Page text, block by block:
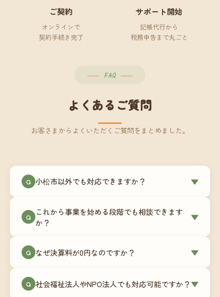
ご契約
オンラインで
契約手続き完了
サポート開始
記帳代行から
税務申告まで丸ごと
FAQ
よくあるご質問
お客さまからよくいただくご質問をまとめました。
Q 小松市以外でも対応できますか？ ▼
やチャットツールを使ったオンラインでのやり取
りが中心ですので、地域を問わずサポート可能で
業者さまにご利用いただいています。
Q
これから事業を始める段階でも相談できます
か？
▼
180,000円〜）をご用意しています。事業計画の段
談にも対応しています。
Q なぜ決算料が0円なのですか？ ▼
次で進めています。そのため、決算時に追加の作
Q 社会福祉法人やNPO法人でも対応可能ですか？▼